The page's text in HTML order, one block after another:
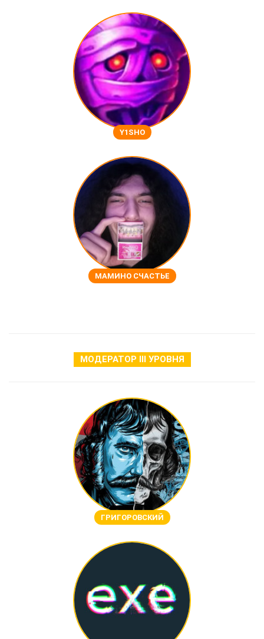
Y1SHO
МАМИНО СЧАСТЬЕ
МОДЕРАТОР Ⅲ УРОВНЯ
ГРИГОРОВСКИЙ